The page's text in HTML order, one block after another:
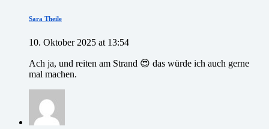
Sara Theile
10. Oktober 2025 at 13:54
Ach ja, und reiten am Strand 😍 das würde ich auch gerne
mal machen.